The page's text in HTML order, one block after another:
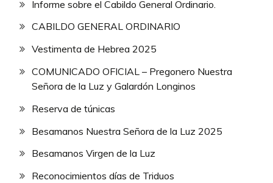
Informe sobre el Cabildo General Ordinario.
CABILDO GENERAL ORDINARIO
Vestimenta de Hebrea 2025
COMUNICADO OFICIAL – Pregonero Nuestra
Señora de la Luz y Galardón Longinos
Reserva de túnicas
Besamanos Nuestra Señora de la Luz 2025
Besamanos Virgen de la Luz
Reconocimientos días de Triduos